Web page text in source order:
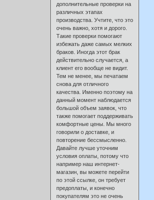
дополнительные проверки на
различных этапах
производства. Учтите, что это
очень важно, хотя и дорого.
Такие проверки помогают
избежать даже самых мелких
браков. Иногда этот брак
действительно случается, а
клиент его вообще не видит.
Тем не менее, мы печатаем
снова для отличного
качества. Именно поэтому на
данный момент наблюдается
большой объем заявок, что
также помогает поддерживать
комфортные цены. Мы много
говорили о доставке, и
повторение бессмысленно.
Давайте лучше уточним
условия оплаты, потому что
например наш интернет-
магазин, вы можете перейти
по этой ссылке, он требует
предоплаты, и конечно
покупателям это не очень